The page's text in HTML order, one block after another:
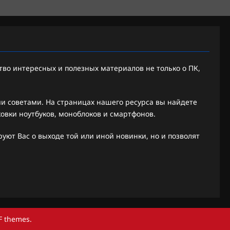
интересных и полезных материалов не только о ПК,
На страницах нашего ресурса вы найдете
ноутбуков, моноблоков и смартфонов.
Вас о выходе той или иной новинки, но и позволят
themes.